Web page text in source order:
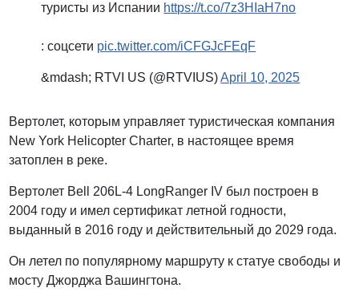
туристы из Испании https://t.co/7z3HIaH7no
: соцсети pic.twitter.com/iCFGJcFEqF
&mdash; RTVI US (@RTVIUS)April 10, 2025
Вертолет, которым управляет туристическая компания
New York Helicopter Charter, в настоящее время
затоплен в реке.
Вертолет Bell 206L-4 LongRanger IV был построен в
2004 году и имел сертификат летной годности,
выданный в 2016 году и действительный до 2029 года.
Он летел по популярному маршруту к статуе свободы и
мосту Джорджа Вашингтона.